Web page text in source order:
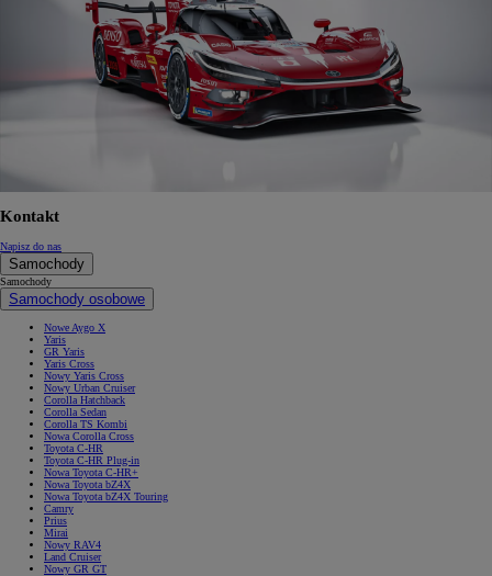
Kontakt
Napisz do nas
Samochody
Samochody
Samochody osobowe
Nowe Aygo X
Yaris
GR Yaris
Yaris Cross
Nowy Yaris Cross
Nowy Urban Cruiser
Corolla Hatchback
Corolla Sedan
Corolla TS Kombi
Nowa Corolla Cross
Toyota C-HR
Toyota C-HR Plug-in
Nowa Toyota C-HR+
Nowa Toyota bZ4X
Nowa Toyota bZ4X Touring
Camry
Prius
Mirai
Nowy RAV4
Land Cruiser
Nowy GR GT